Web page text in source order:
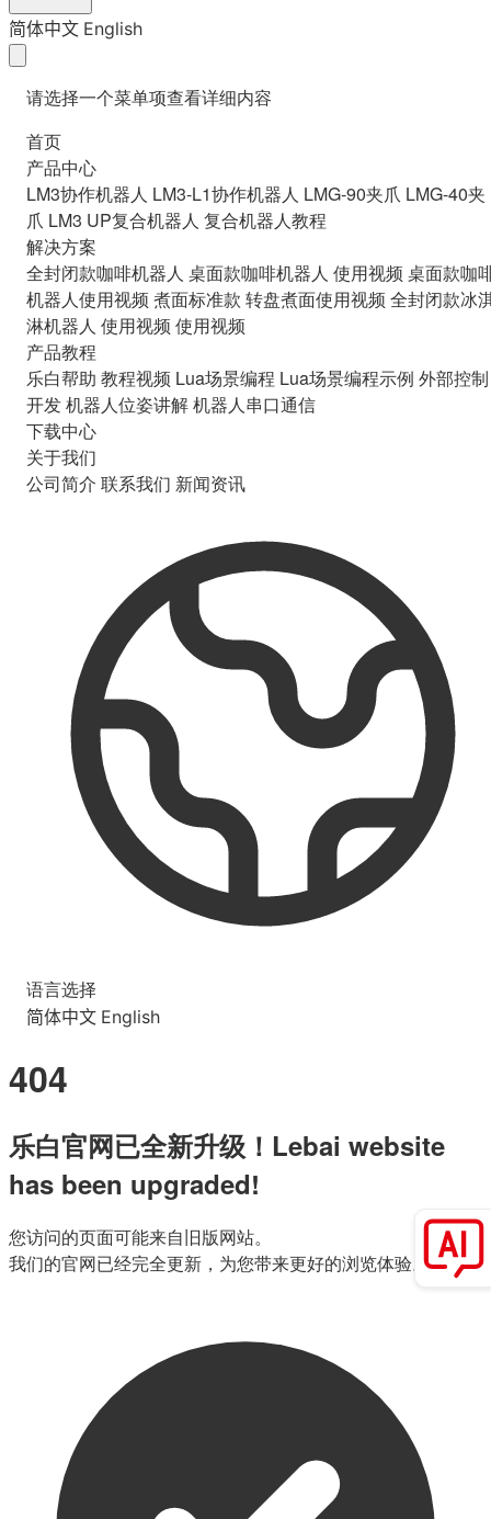
简体中文 English
请选择一个菜单项查看详细内容
首页
产品中心
LM3协作机器人 LM3-L1协作机器人 LMG-90夹爪 LMG-40夹
爪 LM3 UP复合机器人 复合机器人教程
解决方案
全封闭款咖啡机器人 桌面款咖啡机器人 使用视频 桌面款咖
机器人使用视频 煮面标准款 转盘煮面使用视频 全封闭款冰
淋机器人 使用视频 使用视频
产品教程
乐白帮助 教程视频 Lua场景编程 Lua场景编程示例 外部控制
开发机器人位姿讲解机器人串口通信
下载中心
关于我们
公司简介 联系我们 新闻资讯
语言选择
简体中文 English
404
乐白官网已全新升级！Lebai website
has been upgraded!
您访问的页面可能来自旧版网站。
我们的官网已经完全更新，为您带来更好的浏览体验。